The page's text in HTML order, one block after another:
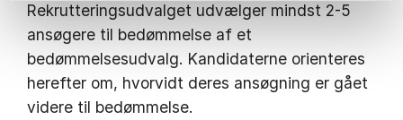
Rekrutteringsudvalget udvælger mindst 2-5
ansøgere til bedømmelse af et
bedømmelsesudvalg. Kandidaterne orienteres
herefter om, hvorvidt deres ansøgning er gået
videre til bedømmelse.